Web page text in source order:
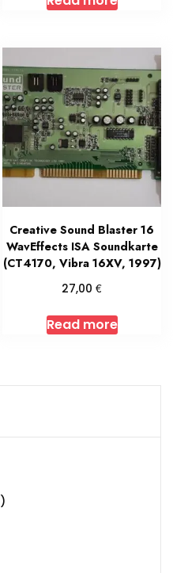
Creative Sound Blaster 16
WavEffects ISA Soundkarte
(CT4170, Vibra 16XV, 1997)
27,00€
Read more
51